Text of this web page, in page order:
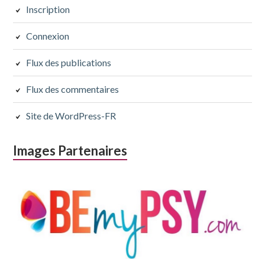
subsidiaire
Inscription
Connexion
Flux des publications
Flux des commentaires
Site de WordPress-FR
Images Partenaires